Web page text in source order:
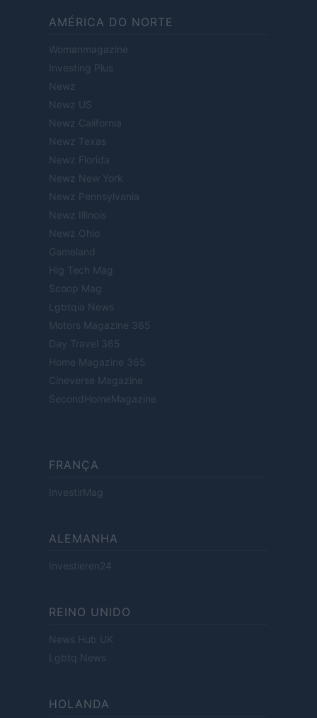
AMÉRICA DO NORTE
Womanmagazine
Investing Plus
Newz
Newz US
Newz California
Newz Texas
Newz Florida
Newz New York
Newz Pennsylvania
Newz Illinois
Newz Ohio
Gameland
Hig Tech Mag
Scoop Mag
Lgbtqia News
Motors Magazine 365
Day Travel 365
Home Magazine 365
Cineverse Magazine
SecondHomeMagazine
FRANÇA
InvestirMag
ALEMANHA
Investieren24
REINO UNIDO
News Hub UK
Lgbtq News
HOLANDA